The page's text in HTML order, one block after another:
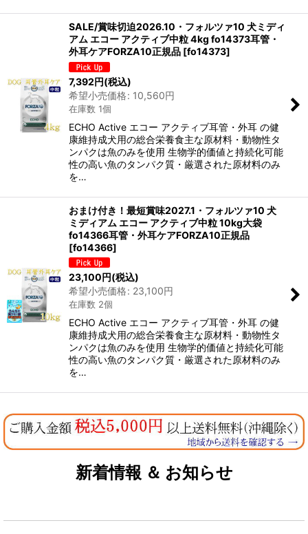
SALE/賞味切迫2026.10・フォルツァ10 犬ミディ
アム エコー アクティブ中粒 4kg fo14373耳管・
外耳ケアFORZA10正規品 [fo14373]
7,392円(税込)
希望小売価格: 10,560円
在庫数 1個
ECHO Active エコー アクティブ耳管・外耳 の健
康維持成犬用の総合栄養食主な原材料・動物性タ
ンパクは魚のみを使用 生物学的価値と持続化可能
性の高い魚のタンパク質・厳選された原材料のみ
を…
おまけ付き！最短賞味2027.1・フォルツァ10 犬
ミディアム エコー アクティブ中粒 10kg大袋
fo14366耳管・外耳ケアFORZA10正規品
[fo14366]
23,100 円(税込)
希望小売価格: 23,100円
在庫数 2個
ECHO Active エコー アクティブ耳管・外耳 の健
康維持成犬用の総合栄養食主な原材料・動物性タ
ンパクは魚のみを使用 生物学的価値と持続化可能
性の高い魚のタンパク質・厳選された原材料のみ
を…
新着情報 ＆ お知らせ